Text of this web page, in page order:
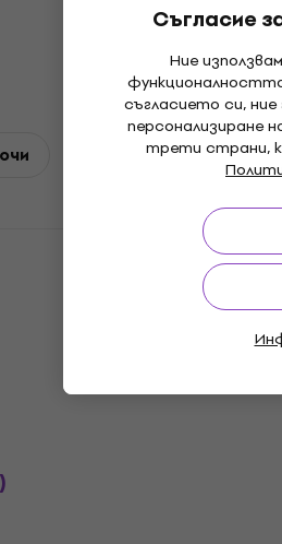
Съгласие
Ние
съгласието си,
персонализиране
трети страни,